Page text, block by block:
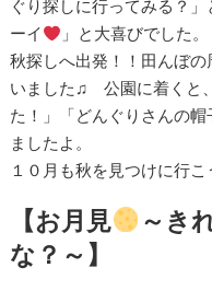
ぐり探しに行ってみる？
ーイ
」と大喜びでした。
秋探しへ出発！！田んぼ
いました♫ 公園に着くと
た！」「どんぐりさんの
ましたよ。
１０月も秋を見つけに行こ
【お月見
～き
な？～】